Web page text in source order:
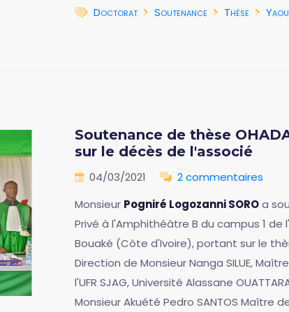
Doctorat
Soutenance Thèse
Soutenance de thèse
sur le décès de l'associé
04/03/2021 2 commentaires
Monsieur Pogniré Logozanni SOROa
Privé à l'Amphithéâtre B du campus 1 de
Bouaké (Côte d'Ivoire), portant sur le
Direction de Monsieur Nanga SILUE,
l'UFR SJAG, Université Alassane
Monsieur Akuété Pedro SANTOS Maître